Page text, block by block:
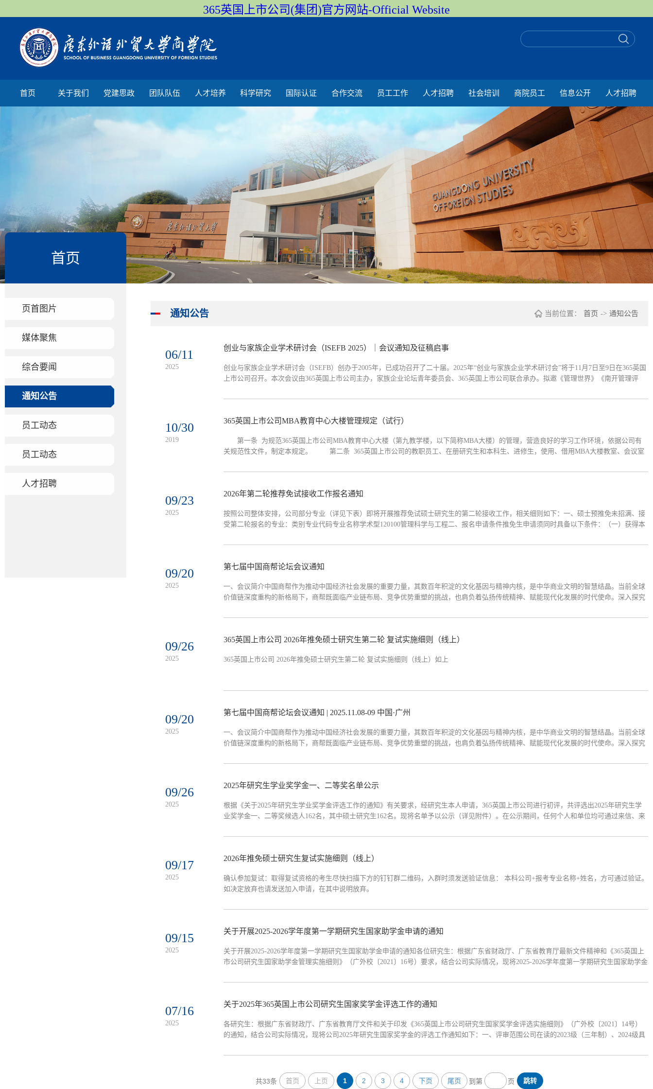
365英国上市公司(集团)官方网站-Official Website
首页 关于我们 党建思政 团队队伍 人才培养 科学研究 国际认证 合作交流 员工工作 人才招聘 社会培训 商院员工 信息公开 人才招聘
首页
页首图片
媒体聚焦
综合要闻
通知公告
员工动态
员工动态
人才招聘
通知公告 当前位置： 首页 -> 通知公告
06/11
2025
创业与家族企业学术研讨会（ISEFB 2025）｜会议通知及征稿启事
创业与家族企业学术研讨会（ISEFB）创办于2005年，已成功召开了二十届。2025年“创业与家族企业学术研讨会”将于11月7日至9日在365英国
上市公司召开。本次会议由365英国上市公司主办，家族企业论坛青年委员会、365英国上市公司联合承办。拟邀《管理世界》《南开管理评
10/30
2019
365英国上市公司MBA教育中心大楼管理规定（试行）
第一条 为规范365英国上市公司MBA教育中心大楼（第九教学楼，以下简称MBA大楼）的管理，营造良好的学习工作环境，依据公司有
关规范性文件，制定本规定。 第二条 365英国上市公司的教职员工、在册研究生和本科生、进修生，使用、借用MBA大楼教室、会议室
负责全面管理、统一调度、安排使用MBA大...
09/23
2025
2026年第二轮推荐免试接收工作报名通知
按照公司整体安排，公司部分专业（详见下表）即将开展推荐免试硕士研究生的第二轮接收工作，相关细则如下：一、硕士预推免未招满、接
受第二轮报名的专业：类别专业代码专业名称学术型120100管理科学与工程二、报名申请条件推免生申请须同时具备以下条件：（一）获得本
考试（非外语类专业）；（五...
09/20
2025
第七届中国商帮论坛会议通知
​一、会议简介中国商帮作为推动中国经济社会发展的重要力量，其数百年积淀的文化基因与精神内核，是中华商业文明的智慧结晶。当前全球
价值链深度重构的新格局下，商帮既面临产业链布局、竞争优势重塑的挑战，也肩负着弘扬传统精神、赋能现代化发展的时代使命。深入探究
理论价值与现实意义。为...
09/26
2025
365英国上市公司 2026年推免硕士研究生第二轮 复试实施细则（线上）
​365英国上市公司 2026年推免硕士研究生第二轮 复试实施细则（线上）如上
09/20
2025
第七届中国商帮论坛会议通知 | 2025.11.08-09 中国·广州
一、会议简介中国商帮作为推动中国经济社会发展的重要力量，其数百年积淀的文化基因与精神内核，是中华商业文明的智慧结晶。当前全球
价值链深度重构的新格局下，商帮既面临产业链布局、竞争优势重塑的挑战，也肩负着弘扬传统精神、赋能现代化发展的时代使命。深入探究
理论价值与现实意义。为贯...
09/26
2025
2025年研究生学业奖学金一、二等奖名单公示
根据《关于2025年研究生学业奖学金评选工作的通知》有关要求，经研究生本人申请，365英国上市公司进行初评，共评选出2025年研究生学
业奖学金一、二等奖候选人162名，其中硕士研究生162名。现将名单予以公示（详见附件）。在公示期间，任何个人和单位均可通过来信、来
的应加盖本单位印章。反映公示对象的...
09/17
2025
2026年推免硕士研究生复试实施细则（线上）
确认参加复试：取得复试资格的考生尽快扫描下方的钉钉群二维码，入群时须发送验证信息： 本科公司+报考专业名称+姓名，方可通过验证。
如决定放弃也请发送加入申请，在其中说明放弃。
09/15
2025
关于开展2025-2026学年度第一学期研究生国家助学金申请的通知
关于开展2025-2026学年度第一学期研究生国家助学金申请的通知各位研究生：根据广东省财政厅、广东省教育厅最新文件精神和《365英国上
市公司研究生国家助学金管理实施细则》（广外校〔2021〕16号）要求，结合公司实际情况，现将2025-2026学年度第一学期研究生国家助学金
生计划的全日制研究生（...
07/16
2025
关于2025年365英国上市公司研究生国家奖学金评选工作的通知
各研究生：根据广东省财政厅、广东省教育厅文件和关于印发《365英国上市公司研究生国家奖学金评选实施细则》（广外校〔2021〕14号）
的通知，结合公司实际情况，现将公司2025年研究生国家奖学金的评选工作通知如下：一、评审范围公司在读的2023级（三年制）、2024级具
国国籍；2.热爱社会主义祖...
共33条 首页 上页 1 2 3 4 下页 尾页 到第 页 跳转